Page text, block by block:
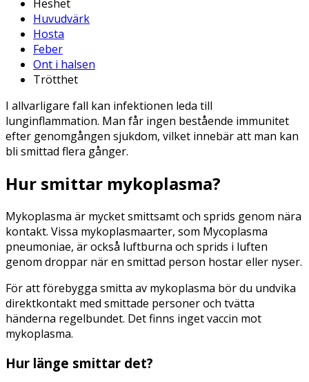
Heshet
Huvudvärk
Hosta
Feber
Ont i halsen
Trötthet
I allvarligare fall kan infektionen leda till
lunginflammation. Man får ingen bestående immunitet
efter genomgången sjukdom, vilket innebär att man kan
bli smittad flera gånger.
Hur smittar mykoplasma?
Mykoplasma är mycket smittsamt och sprids genom nära
kontakt. Vissa mykoplasmaarter, som Mycoplasma
pneumoniae, är också luftburna och sprids i luften
genom droppar när en smittad person hostar eller nyser.
För att förebygga smitta av mykoplasma bör du undvika
direktkontakt med smittade personer och tvätta
händerna regelbundet. Det finns inget vaccin mot
mykoplasma.
Hur länge smittar det?